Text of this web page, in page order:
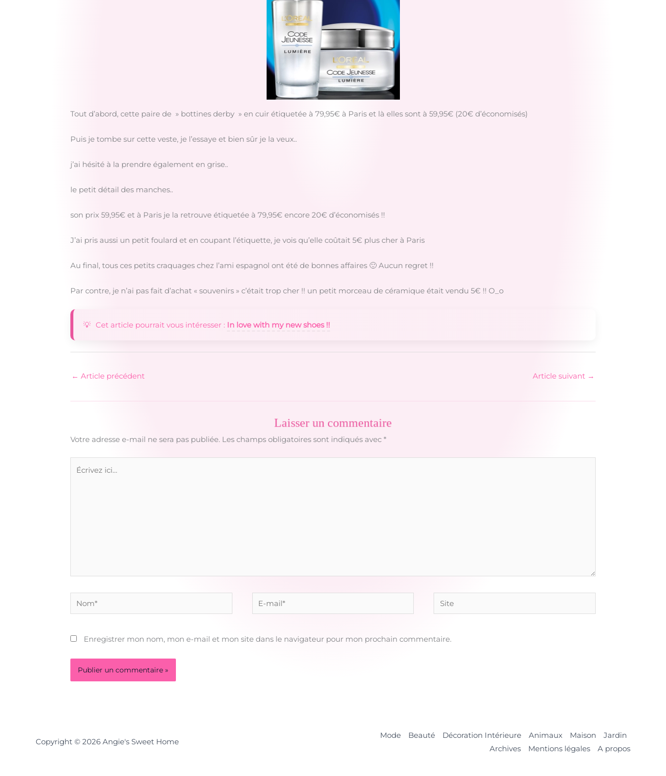
Tout d’abord, cette paire de » bottines derby » en cuir étiquetée à 79,95€ à Paris et là elles sont à 59,95€ (20€ d’économisés)
Puis je tombe sur cette veste, je l’essaye et bien sûr je la veux..
j’ai hésité à la prendre également en grise..
le petit détail des manches..
son prix 59,95€ et à Paris je la retrouve étiquetée à 79,95€ encore 20€ d’économisés !!
J’ai pris aussi un petit foulard et en coupant l’étiquette, je vois qu’elle coûtait 5€ plus cher à Paris
Au final, tous ces petits craquages chez l’ami espagnol ont été de bonnes affaires 🙂 Aucun regret !!
Par contre, je n’ai pas fait d’achat « souvenirs » c’était trop cher !! un petit morceau de céramique était vendu 5€ !! O_o
Cet article pourrait vous intéresser : In love with my new shoes !!
← Article précédent Article suivant →
Laisser un commentaire
Votre adresse e-mail ne sera pas publiée. Les champs obligatoires sont indiqués avec *
Nom*
E-
mail*
Site
Enregistrer mon nom, mon e-mail et mon site dans le navigateur pour mon prochain commentaire.
Copyright © 2026 Angie's Sweet Home
Mode Beauté Décoration Intérieure Animaux Maison
Jardin
Archives
Mentions légales A propos